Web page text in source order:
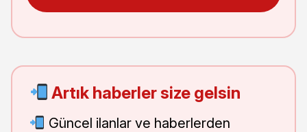
Artık haberler size gelsin
Güncel ilanlar ve haberlerden